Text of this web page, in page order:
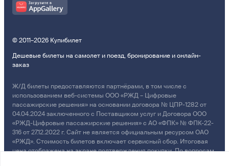
© 2011–2026 Купибилет
Дешевые билеты на самолет и поезд, бронирование и онлайн-
заказ
Ж/Д билеты предоставляются партнёрами, в том числе с
использованием веб-системы ООО «РЖД – Цифровые
пассажирские решения» на основании договора № ЦПР-1282 от
04.04.2024 заключенного с Поставщиком услуг и Договора ООО
«РЖД-Цифровые пассажирские решения» с АО «ФПК» № ФПК-22-
316 от 27.12.2022 г. Сайт не является официальным ресурсом ОАО
«РЖД». Стоимость билетов включает сервисный сбор. Итоговая
цена отображена на экране подтверждения покупки. По вопросам